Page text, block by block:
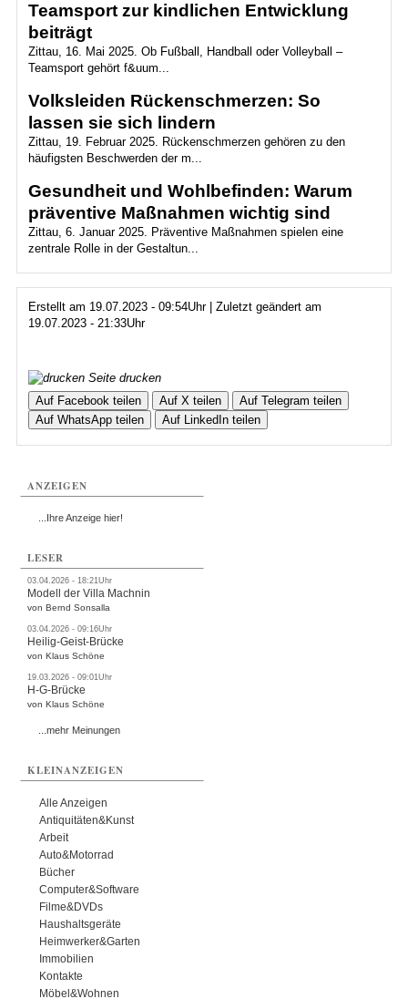
Teamsport zur kindlichen Entwicklung
beiträgt
Zittau, 16. Mai 2025. Ob Fußball, Handball oder Volleyball –
Teamsport gehört f&uum...
Volksleiden Rückenschmerzen: So
lassen sie sich lindern
Zittau, 19. Februar 2025. Rückenschmerzen gehören zu den
häufigsten Beschwerden der m...
Gesundheit und Wohlbefinden: Warum
präventive Maßnahmen wichtig sind
Zittau, 6. Januar 2025. Präventive Maßnahmen spielen eine
zentrale Rolle in der Gestaltun...
Erstellt am 19.07.2023 - 09:54Uhr | Zuletzt geändert am
19.07.2023 - 21:33Uhr
Seite drucken
Auf Facebook teilen
Auf X teilen
Auf Telegram teilen
Auf WhatsApp teilen
Auf LinkedIn teilen
ANZEIGEN
...Ihre Anzeige hier!
LESER
03.04.2026 - 18:21Uhr
Modell der Villa Machnin
von Bernd Sonsalla
03.04.2026 - 09:16Uhr
Heilig-Geist-Brücke
von Klaus Schöne
19.03.2026 - 09:01Uhr
H-G-Brücke
von Klaus Schöne
...mehr Meinungen
KLEINANZEIGEN
Alle Anzeigen
Antiquitäten&Kunst
Arbeit
Auto&Motorrad
Bücher
Computer&Software
Filme&DVDs
Haushaltsgeräte
Heimwerker&Garten
Immobilien
Kontakte
Möbel&Wohnen